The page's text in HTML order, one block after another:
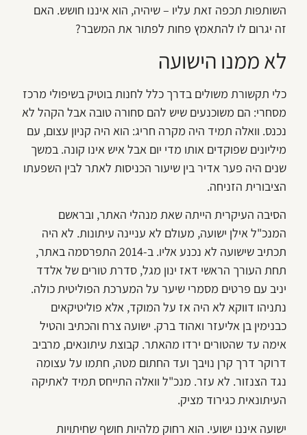
השותפות תכפה זאת עליו – שיהיה, הוא איננו חושש. האם
זה יגרום לו להתאמץ פחות לפתור את המשבר?
לא ממנו הישועה
כלי תקשורת משולים בדרך כלל לחנות בוטיק בשיפולי מרכז
מסחרי: הם משוכנעים שיש להם סחורה טובה אבל הקהל לא
נכנס. וואלה תמיד היה מקרה חריג: הוא היה קניון עצום, עם
מיליונים שפוקדים אותו מדי יום אבל איש אינו קונה. במשך
שנים היה פער אדיר בין שיעור הכניסות לאתר לבין השפעתו
הציבורית הזניחה.
הסיבה העיקרית הייתה שאת מנהלי האתר, ובראשם
המנכ"ל אילן ישועה, מעולם לא עניינה עיתונות. לא היה
תכתיב שישועה לא נכנע אליו. ב-2014 התפרסמה באתר,
תחת העורך הראשי דאז ינון מגל, סדרת טורים של אלדד
יניב עם פרטים מסמרי שיער על המערכת הפוליטית כולה.
נתניהו דווקא לא היה אז על המוקד, אלא פוליטיקאים
כבנימין בן אליעזר ואהוד ברק. ישועה צרח והכתיב והטיל
אימה עד שהטורים ירדו מהאתר. קבוצת עיתונאים, מרביב
דרוקר דרך קרן נויבך ועד החתום מטה, חתמו על עצומה
נגד הצנזור. לא עזר. מנכ"ל וואלה התייחס תמיד לאתיקה
העיתונאית כגירוד מציק.
ישועה איננו ישועי. הוא רחוק מלהיות חושף שחיתויות